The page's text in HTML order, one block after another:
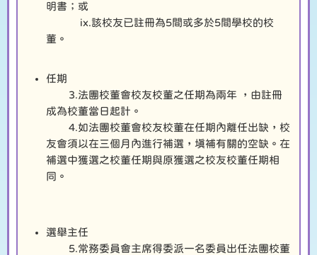
明書；或
ix.該校友已註冊為5間或多於5間學校的校
董。
任期
3.法團校董會校友校董之任期為兩年 ，由註冊
成為校董當日起計。
4.如法團校董會校友校董在任期內離任出缺，校
友會須以在三個月內進行補選，填補有關的空缺。在
補選中獲選之校董任期與原獲選之校友校董任期相
同。
選舉主任
5.常務委員會主席得委派一名委員出任法團校董